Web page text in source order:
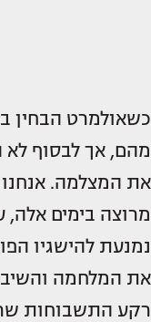
כשאולמרט הבחין
מהם, אך לבסוף לא
את המצלמה.
מרוצה בימים
נמנעת להישגיו
את המלחמה והשיב
רקע התשבוחות